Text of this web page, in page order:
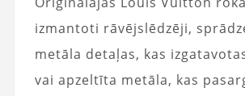
izmantoti rāvējslēdzēji,
metāla detaļas, kas
vai apzeltīta metāla, kas